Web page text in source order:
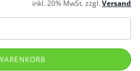
inkl. 20% MwSt. zzgl.Versand